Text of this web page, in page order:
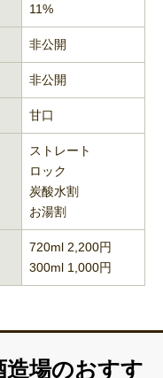
11%
非公開
非公開
甘口
ストレート
ロック
炭酸水割
お湯割
720ml 2,200円
300ml 1,000円
造場のおすす